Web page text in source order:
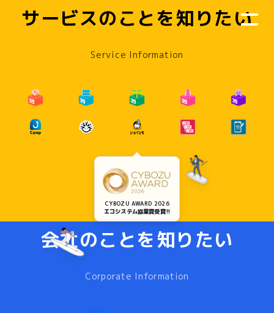
サービスのことを知りたい
Service Information
CYBOZU AWARD 2026
エコシステム協業賞受賞!!
会社のことを知りたい
Corporate Information